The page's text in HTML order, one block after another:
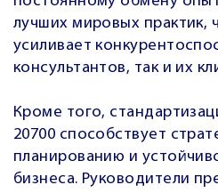
лучших мировых практик,
усиливает
консультантов, так и их
Кроме того,
20700 способствует
планированию и
бизнеса. Руководители